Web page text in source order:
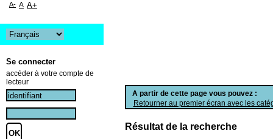
A partir de cette page vous pouvez :
Retourner au premier écran avec les
Résultat de la recherche
A- A A+
Se connecter
accéder à votre compte de
lecteur